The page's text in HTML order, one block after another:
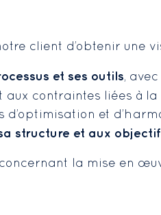
client d’obtenir une
et ses outils,
aux contraintes liées à
et
structure et aux
la mise en